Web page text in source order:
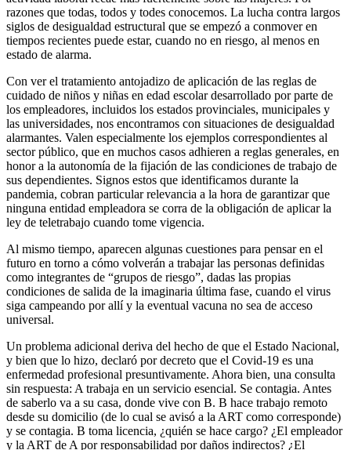
razones que todas, todos y todes conocemos. La lucha contra largos
siglos de desigualdad estructural que se empezó a conmover en
tiempos recientes puede estar, cuando no en riesgo, al menos en
estado de alarma.
Con ver el tratamiento antojadizo de aplicación de las reglas de
cuidado de niños y niñas en edad escolar desarrollado por parte de
los empleadores, incluidos los estados provinciales, municipales y
las universidades, nos encontramos con situaciones de desigualdad
alarmantes. Valen especialmente los ejemplos correspondientes al
sector público, que en muchos casos adhieren a reglas generales, en
honor a la autonomía de la fijación de las condiciones de trabajo de
sus dependientes. Signos estos que identificamos durante la
pandemia, cobran particular relevancia a la hora de garantizar que
ninguna entidad empleadora se corra de la obligación de aplicar la
ley de teletrabajo cuando tome vigencia.
Al mismo tiempo, aparecen algunas cuestiones para pensar en el
futuro en torno a cómo volverán a trabajar las personas definidas
como integrantes de “grupos de riesgo”, dadas las propias
condiciones de salida de la imaginaria última fase, cuando el virus
siga campeando por allí y la eventual vacuna no sea de acceso
universal.
Un problema adicional deriva del hecho de que el Estado Nacional,
y bien que lo hizo, declaró por decreto que el Covid-19 es una
enfermedad profesional presuntivamente. Ahora bien, una consulta
sin respuesta: A trabaja en un servicio esencial. Se contagia. Antes
de saberlo va a su casa, donde vive con B. B hace trabajo remoto
desde su domicilio (de lo cual se avisó a la ART como corresponde)
y se contagia. B toma licencia, ¿quién se hace cargo? ¿El empleador
y la ART de A por responsabilidad por daños indirectos? ¿El